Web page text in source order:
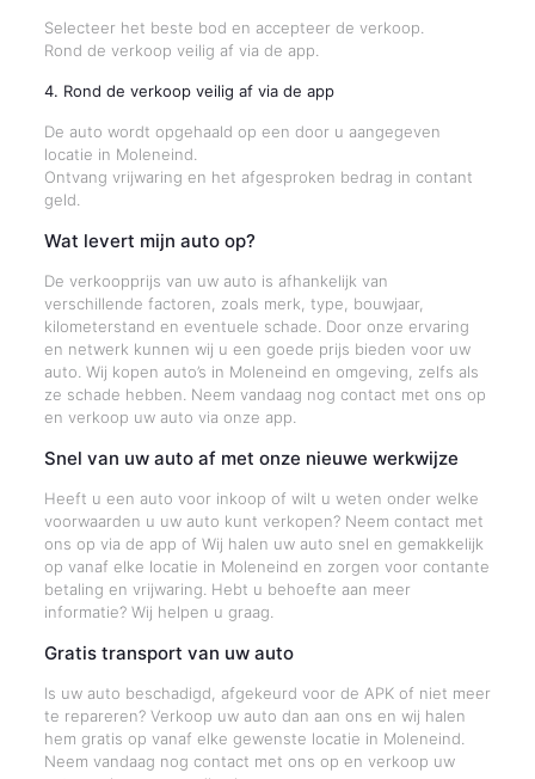
Selecteer het beste bod en accepteer de verkoop.
Rond de verkoop veilig af via de app.
4. Rond de verkoop veilig af via de app
De auto wordt opgehaald op een door u aangegeven
locatie in Moleneind.
Ontvang vrijwaring en het afgesproken bedrag in contant
geld.
Wat levert mijn auto op?
De verkoopprijs van uw auto is afhankelijk van
verschillende factoren, zoals merk, type, bouwjaar,
kilometerstand en eventuele schade. Door onze ervaring
en netwerk kunnen wij u een goede prijs bieden voor uw
auto. Wij kopen auto’s in Moleneind en omgeving, zelfs als
ze schade hebben. Neem vandaag nog contact met ons op
en verkoop uw auto via onze app.
Snel van uw auto af met onze nieuwe werkwijze
Heeft u een auto voor inkoop of wilt u weten onder welke
voorwaarden u uw auto kunt verkopen? Neem contact met
ons op via de app of Wij halen uw auto snel en gemakkelijk
op vanaf elke locatie in Moleneind en zorgen voor contante
betaling en vrijwaring. Hebt u behoefte aan meer
informatie? Wij helpen u graag.
Gratis transport van uw auto
Is uw auto beschadigd, afgekeurd voor de APK of niet meer
te repareren? Verkoop uw auto dan aan ons en wij halen
hem gratis op vanaf elke gewenste locatie in Moleneind.
Neem vandaag nog contact met ons op en verkoop uw